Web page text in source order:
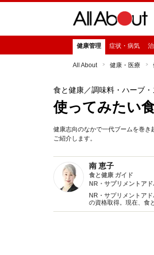
健康管理 症状・病気
All About 健康・医療
食と健康／調味料・ハーブ
使ってみたい
健康志向のなかで一代ブームを巻
ご紹介します。
南 恵子
食と健康 ガイド
NR・サプリメントア
NR・サプリメントア
の資格取得。現在、食
活動。毎日の健康管理